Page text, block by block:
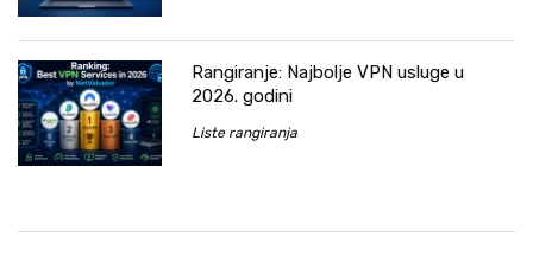
Rangiranje: Najbolje VPN usluge u
2026. godini
Liste rangiranja